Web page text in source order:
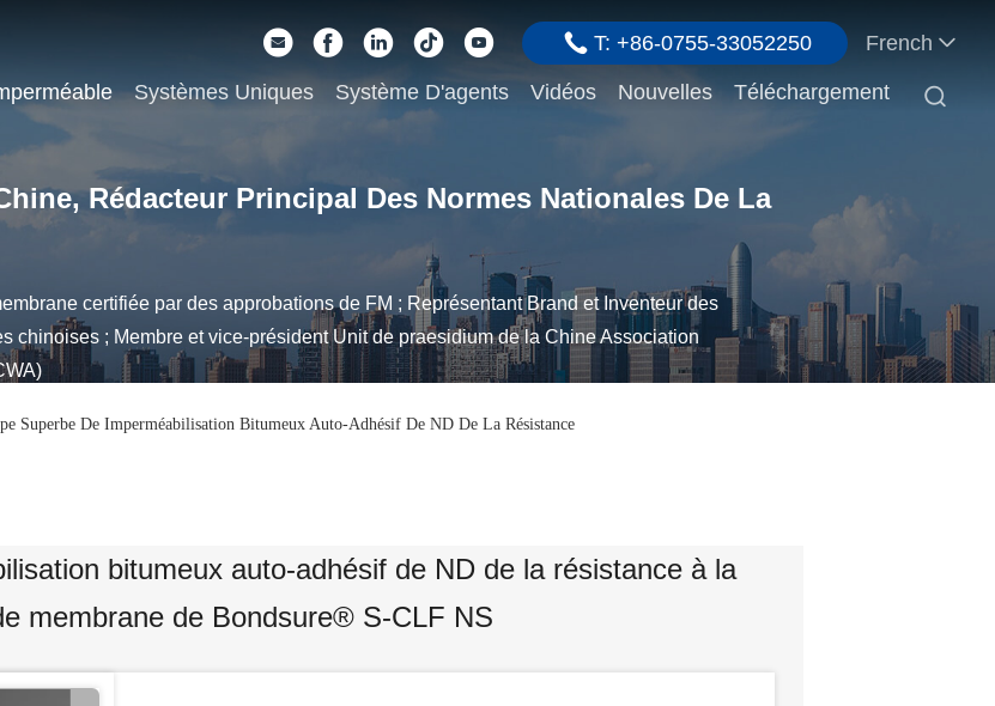
T: +86-0755-33052250 French
Systèmes Uniques Système D'agents Vidéos Nouvelles Téléchargement 
Rédacteur Principal Des Normes Nationales De La
certifiée par des approbations de FM ; Représentant Brand et Inventeur des
chinoises ; Membre et vice-président Unit de praesidium de la Chine Association
Superbe De Imperméabilisation Bitumeux Auto-Adhésif De ND De La Résistance
bitumeux auto-adhésif de ND de la résistance à la
membrane de Bondsure® S-CLF NS